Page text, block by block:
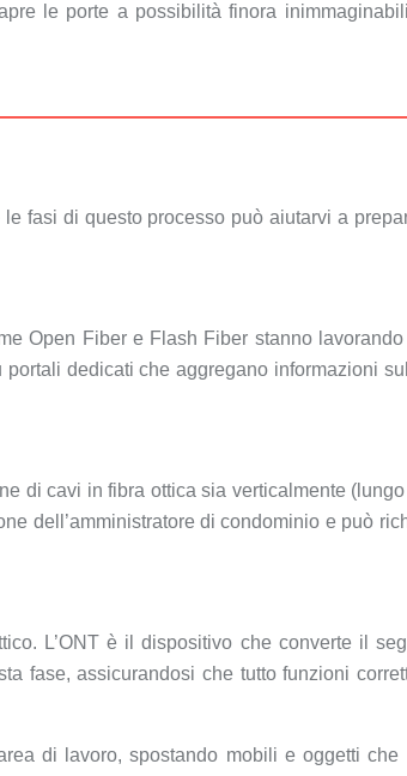
le porte a possibilità finora
fasi di questo processo può aiutarvi a
Open Fiber e Flash Fiber stanno
dedicati che aggregano informazioni
di cavi in fibra ottica sia verticalmente
dell’amministratore di condominio e può
L’ONT è il dispositivo che converte il
fase, assicurandosi che tutto funzioni
di lavoro, spostando mobili e oggetti che